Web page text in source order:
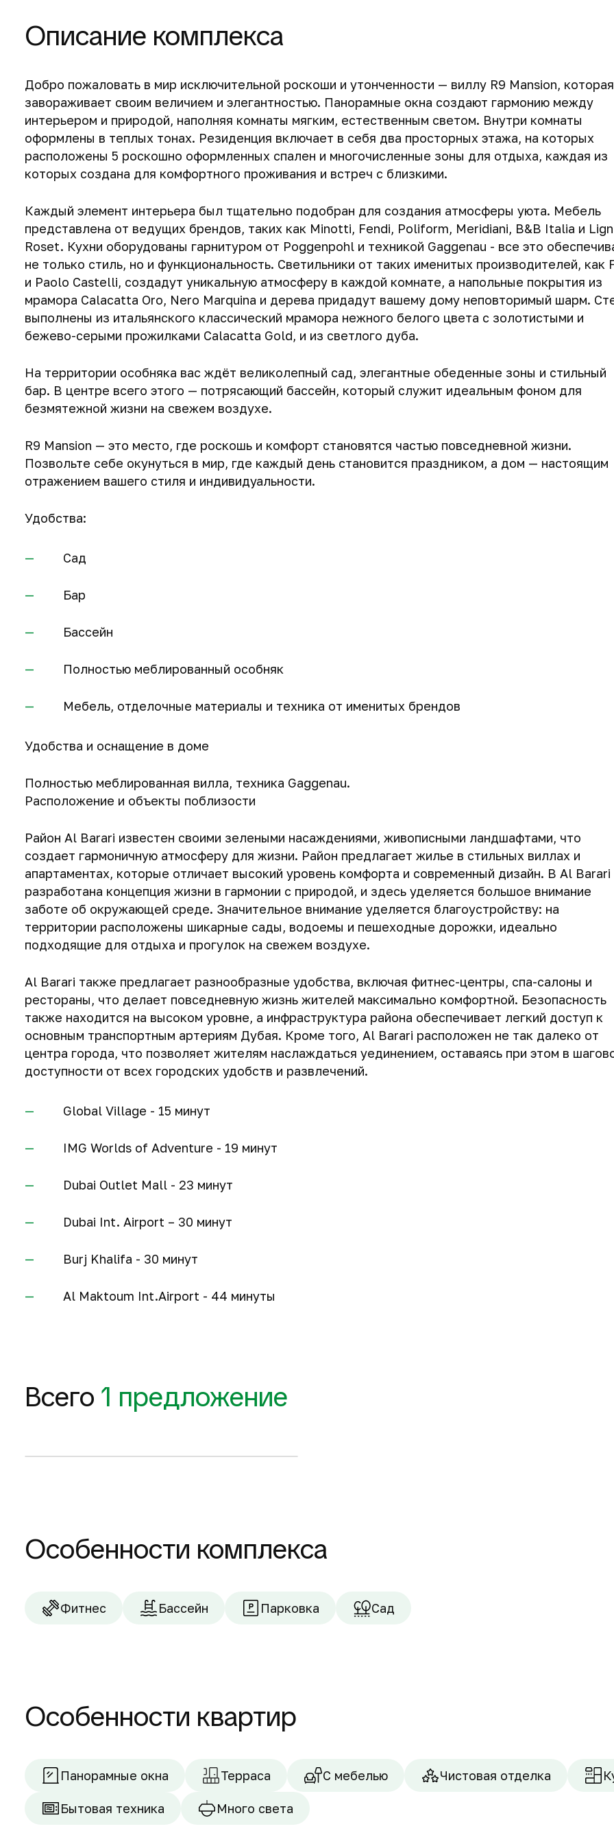
Описание комплекса
Добро пожаловать в мир исключительной роскоши и утонченности — виллу R9 Mansion, которая
завораживает своим величием и элегантностью. Панорамные окна создают гармонию между
интерьером и природой, наполняя комнаты мягким, естественным светом. Внутри комнаты
оформлены в теплых тонах. Резиденция включает в себя два просторных этажа, на которых
расположены 5 роскошно оформленных спален и многочисленные зоны для отдыха, каждая из
которых создана для комфортного проживания и встреч с близкими.
Каждый элемент интерьера был тщательно подобран для создания атмосферы уюта. Мебель
представлена от ведущих брендов, таких как Minotti, Fendi, Poliform, Meridiani, B&B Italia и
Roset. Кухни оборудованы гарнитуром от Poggenpohl и техникой Gaggenau - все это
не только стиль, но и функциональность. Светильники от таких именитых производителей, как
и Paolo Castelli, создадут уникальную атмосферу в каждой комнате, а напольные покрытия из
мрамора Calacatta Oro, Nero Marquina и дерева придадут вашему дому неповторимый шарм.
выполнены из итальянского классический мрамора нежного белого цвета с золотистыми и
бежево-серыми прожилками Calacatta Gold, и из светлого дуба.
На территории особняка вас ждёт великолепный сад, элегантные обеденные зоны и стильный
бар. В центре всего этого — потрясающий бассейн, который служит идеальным фоном для
безмятежной жизни на свежем воздухе.
R9 Mansion — это место, где роскошь и комфорт становятся частью повседневной жизни.
Позвольте себе окунуться в мир, где каждый день становится праздником, а дом — настоящим
отражением вашего стиля и индивидуальности.
Удобства:
Сад
Бар
Бассейн
Полностью меблированный особняк
Мебель, отделочные материалы и техника от именитых брендов
Удобства и оснащение в доме
Полностью меблированная вилла, техника Gaggenau.
Расположение и объекты поблизости
Район Al Barari известен своими зелеными насаждениями, живописными ландшафтами, что
создает гармоничную атмосферу для жизни. Район предлагает жилье в стильных виллах и
апартаментах, которые отличает высокий уровень комфорта и современный дизайн. В Al Barari
разработана концепция жизни в гармонии с природой, и здесь уделяется большое внимание
заботе об окружающей среде. Значительное внимание уделяется благоустройству: на
территории расположены шикарные сады, водоемы и пешеходные дорожки, идеально
подходящие для отдыха и прогулок на свежем воздухе.
Al Barari также предлагает разнообразные удобства, включая фитнес-центры, спа-салоны и
рестораны, что делает повседневную жизнь жителей максимально комфортной. Безопасность
также находится на высоком уровне, а инфраструктура района обеспечивает легкий доступ к
основным транспортным артериям Дубая. Кроме того, Al Barari расположен не так далеко от
центра города, что позволяет жителям наслаждаться уединением, оставаясь при этом в
доступности от всех городских удобств и развлечений.
Global Village - 15 минут
IMG Worlds of Adventure - 19 минут
Dubai Outlet Mall - 23 минут
Dubai Int. Airport – 30 минут
Burj Khalifa - 30 минут
Al Maktoum Int.Airport - 44 минуты
Всего 1 предложение
Запросить планировку
Особенности комплекса
Фитнес Бассейн Парковка Сад
Особенности квартир
Панорамные окна Терраса С мебелью Чистовая отделка
Бытовая техника Много света